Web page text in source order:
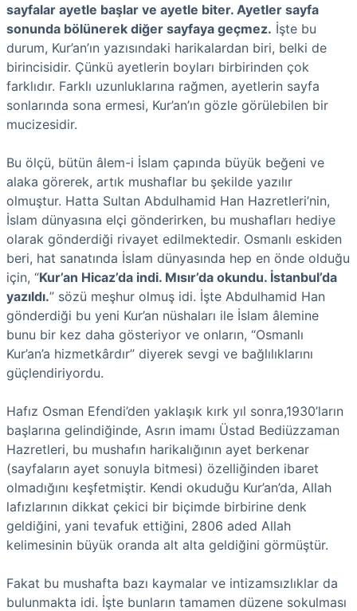
sayfalar ayetle başlar ve ayetle biter. Ayetler sayfa
sonunda bölünerek diğer sayfaya geçmez. İşte bu
durum, Kur’an’ın yazısındaki harikalardan biri, belki de
birincisidir. Çünkü ayetlerin boyları birbirinden çok
farklıdır. Farklı uzunluklarına rağmen, ayetlerin sayfa
sonlarında sona ermesi, Kur’an’ın gözle görülebilen bir
mucizesidir.
Bu ölçü, bütün âlem-i İslam çapında büyük beğeni ve
alaka görerek, artık mushaflar bu şekilde yazılır
olmuştur. Hatta Sultan Abdulhamid Han Hazretleri’nin,
İslam dünyasına elçi gönderirken, bu mushafları hediye
olarak gönderdiği rivayet edilmektedir. Osmanlı eskiden
beri, hat sanatında İslam dünyasında hep en önde olduğu
için, “Kur’an Hicaz’da indi. Mısır’da okundu. İstanbul’da
yazıldı.” sözü meşhur olmuş idi. İşte Abdulhamid Han
gönderdiği bu yeni Kur’an nüshaları ile İslam âlemine
bunu bir kez daha gösteriyor ve onların, “Osmanlı
Kur’an’a hizmetkârdır” diyerek sevgi ve bağlılıklarını
güçlendiriyordu.
Hafız Osman Efendi’den yaklaşık kırk yıl sonra,1930’ların
başlarına gelindiğinde, Asrın imamı Üstad Bediüzzaman
Hazretleri, bu mushafın harikalığının ayet berkenar
(sayfaların ayet sonuyla bitmesi) özelliğinden ibaret
olmadığını keşfetmiştir. Kendi okuduğu Kur’an’da, Allah
lafızlarının dikkat çekici bir biçimde birbirine denk
geldiğini, yani tevafuk ettiğini, 2806 aded Allah
kelimesinin büyük oranda alt alta geldiğini görmüştür.
Fakat bu mushafta bazı kaymalar ve intizamsızlıklar da
bulunmakta idi. İşte bunların tamamen düzene sokulması